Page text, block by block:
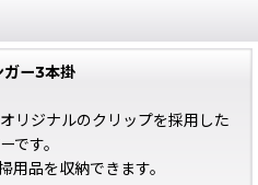
ガー3本掛
リジナルのクリップを採用した
です。
用品を収納できます。